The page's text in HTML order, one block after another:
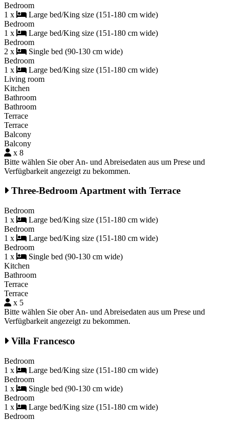
Bedroom
1 x
Large bed/King size (151-180 cm wide)
Bedroom
1 x
Large bed/King size (151-180 cm wide)
Bedroom
2 x
Single bed (90-130 cm wide)
Bedroom
1 x
Large bed/King size (151-180 cm wide)
Living room
Kitchen
Bathroom
Bathroom
Terrace
Terrace
Balcony
Balcony
x 8
Bitte wählen Sie ober An- und Abreisedaten aus um Prese und
Verfügbarkeit angezeigt zu bekommen.
Three-Bedroom Apartment with Terrace
Bedroom
1 x
Large bed/King size (151-180 cm wide)
Bedroom
1 x
Large bed/King size (151-180 cm wide)
Bedroom
1 x
Single bed (90-130 cm wide)
Kitchen
Bathroom
Terrace
Terrace
x 5
Bitte wählen Sie ober An- und Abreisedaten aus um Prese und
Verfügbarkeit angezeigt zu bekommen.
Villa Francesco
Bedroom
1 x
Large bed/King size (151-180 cm wide)
Bedroom
1 x
Single bed (90-130 cm wide)
Bedroom
1 x
Large bed/King size (151-180 cm wide)
Bedroom